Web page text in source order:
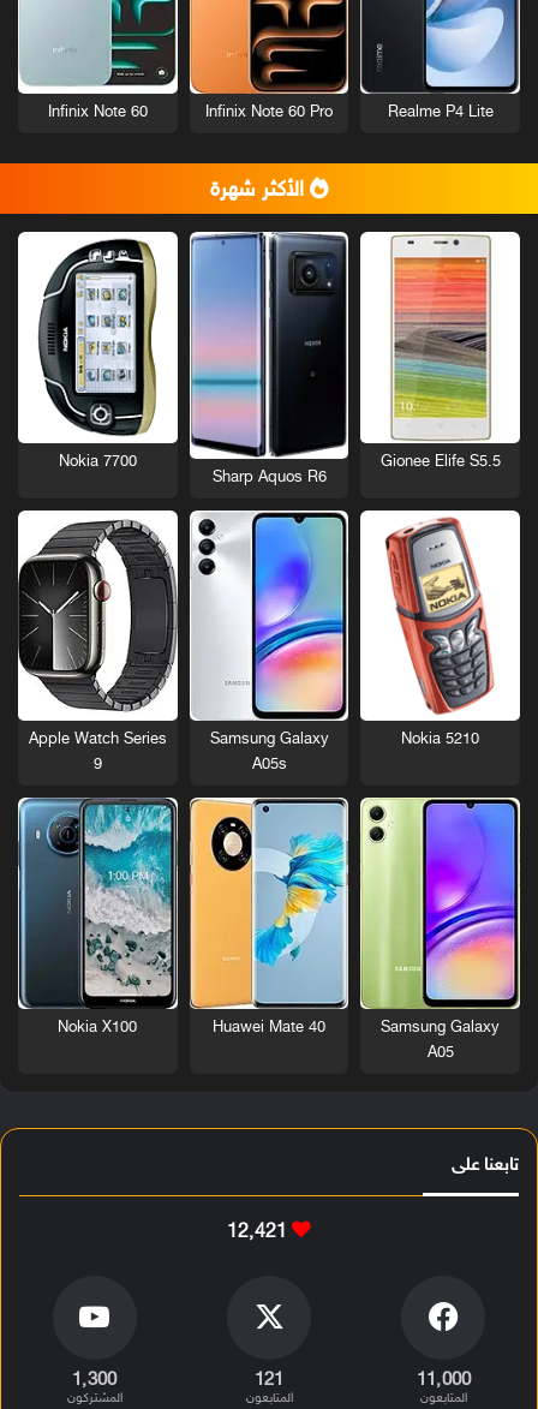
Realme P4 Lite
Infinix Note 60 Pro
Infinix Note 60
الأكثر شهرة
Gionee Elife S5.5
Sharp Aquos R6
Nokia 7700
Nokia 5210
Samsung Galaxy
A05s
Apple Watch Series
9
Samsung Galaxy
A05
Huawei Mate 40
Nokia X100
تابعنا على
12٬421
11٬000
المتابعون
121
المتابعون
1٬300
المشتركون